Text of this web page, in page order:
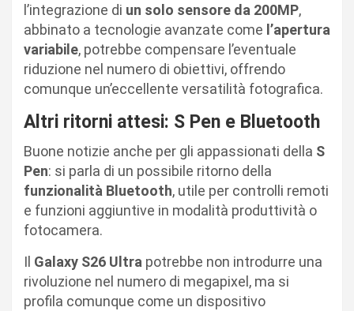
l’integrazione di un solo sensore da 200MP,
abbinato a tecnologie avanzate come l’apertura
variabile, potrebbe compensare l’eventuale
riduzione nel numero di obiettivi, offrendo
comunque un’eccellente versatilità fotografica.
Altri ritorni attesi: S Pen e Bluetooth
Buone notizie anche per gli appassionati della S
Pen: si parla di un possibile ritorno della
funzionalità Bluetooth, utile per controlli remoti
e funzioni aggiuntive in modalità produttività o
fotocamera.
Il Galaxy S26 Ultra potrebbe non introdurre una
rivoluzione nel numero di megapixel, ma si
profila comunque come un dispositivo